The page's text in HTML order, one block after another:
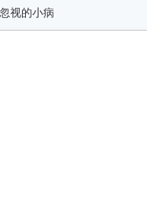
视的小病